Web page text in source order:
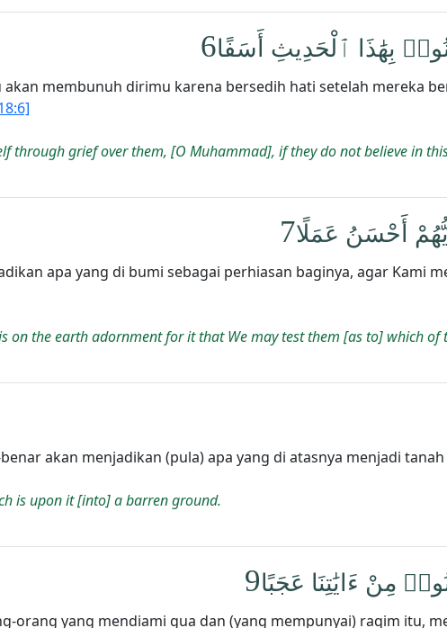
بِهَٰذَا ٱلْحَدِيثِ أَسَفًا6
membunuh dirimu karena bersedih hati setelah mereka
through grief over them, [O Muhammad], if they do not believe in
أَحْسَنُ عَمَلًا7
apa yang di bumi sebagai perhiasan baginya, agar Kami
on the earth adornment for it that We may test them [as to] which of
akan menjadikan (pula) apa yang di atasnya menjadi
is upon it [into] a barren ground.
مِنْ ءَايَٰتِنَا عَجَبًا9
orang yang mendiami gua dan (yang mempunyai) raqim itu,